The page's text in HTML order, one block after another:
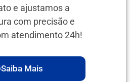
e ajustamos a
com precisão e
atendimento 24h!
Saiba Mais